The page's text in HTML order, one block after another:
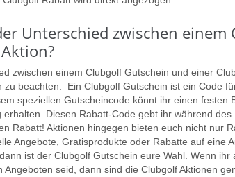
Unterschied zwischen
zwischen einem Clubgolf Gutschein und einer
zu beachten. Ein Clubgolf Gutschein ist ein Code
speziellen Gutscheincode könnt ihr einen
erhalten. Diesen Rabatt-Code gebt ihr während
Rabatt! Aktionen hingegen bieten euch nicht nur
Angebote, Gratisprodukte oder Rabatte auf eine
ist der Clubgolf Gutschein eure Wahl. Wenn
Angeboten seid, dann sind die Clubgolf Aktionen